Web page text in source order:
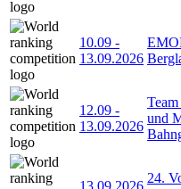
10.09 -
13.09.2026
12.09 -
13.09.2026
und
24.